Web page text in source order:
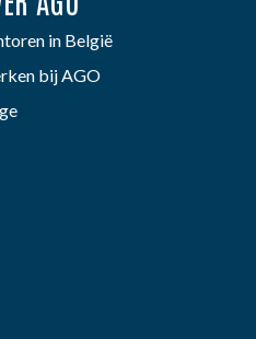
in België
bij AGO